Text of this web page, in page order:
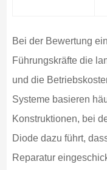
Bei der Bewertung
Führungskräfte die
und die
Systeme basieren
Konstruktionen, bei
Diode dazu führt,
Reparatur